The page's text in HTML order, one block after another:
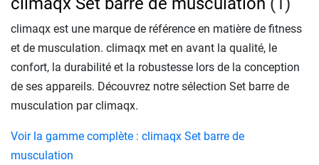
climaqx est une marque de référence en matière de fitness
et de musculation. climaqx met en avant la qualité, le
confort, la durabilité et la robustesse lors de la conception
de ses appareils. Découvrez notre sélection Set barre de
musculation par climaqx.
Voir la gamme complète : climaqx Set barre de
musculation